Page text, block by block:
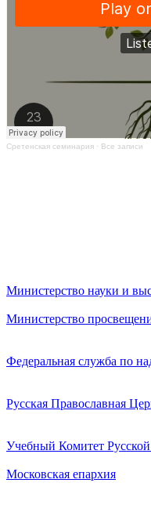
Сретенская семинария · Все записи
Министерство науки и
Министерство
Федеральная служба по
Русская Православная
Учебный Комитет
Московская епархия